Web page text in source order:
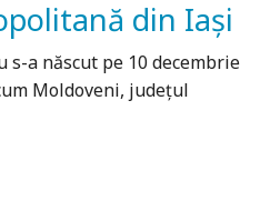
din Iași
s-a născut pe 10 decembrie
Moldoveni, județul